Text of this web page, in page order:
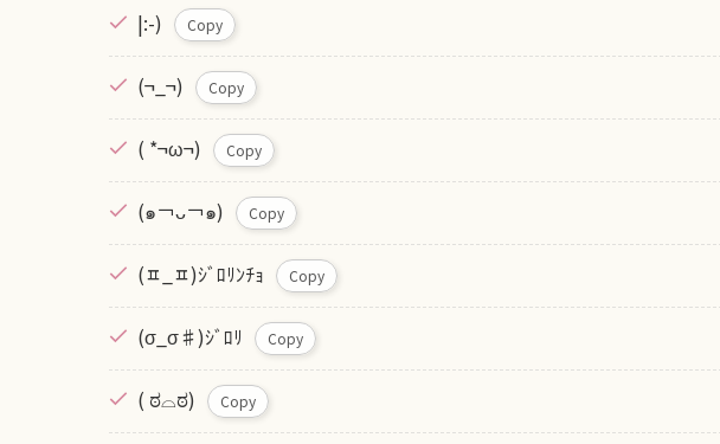
|:-) Copy
(¬_¬) Copy
( *¬ω¬) Copy
(๑￢ᴗ￢๑) Copy
(ㅍ_ㅍ)ｼﾞﾛﾘﾝﾁｮ Copy
(σ_σ♯)ｼﾞﾛﾘ Copy
( ಠ⌓⁠ಠ) Copy